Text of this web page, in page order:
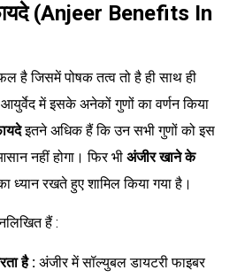
(Anjeer Benefits In
है जिसमें पोषक तत्व तो है ही साथ ही
में इसके अनेकों गुणों का वर्णन किया
इतने अधिक हैं कि उन सभी गुणों को इस
नहीं होगा। फिर भी अंजीर खाने के
ध्यान रखते हुए शामिल किया गया है।
हैं :
है : अंजीर में सॉल्युबल डायटरी फाइबर